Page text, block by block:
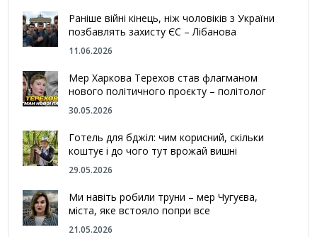
Раніше війні кінець, ніж чоловіків з України
позбавлять захисту ЄС – Лібанова
11.06.2026
Мер Харкова Терехов став флагманом
нового політичного проєкту – політолог
30.05.2026
Готель для бджіл: чим корисний, скільки
коштує і до чого тут врожай вишні
29.05.2026
Ми навіть робили труни – мер Чугуєва,
міста, яке встояло попри все
21.05.2026